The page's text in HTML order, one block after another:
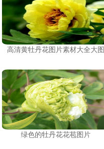
高清黄牡丹花图片素材大全大图
绿色的牡丹花花苞图片